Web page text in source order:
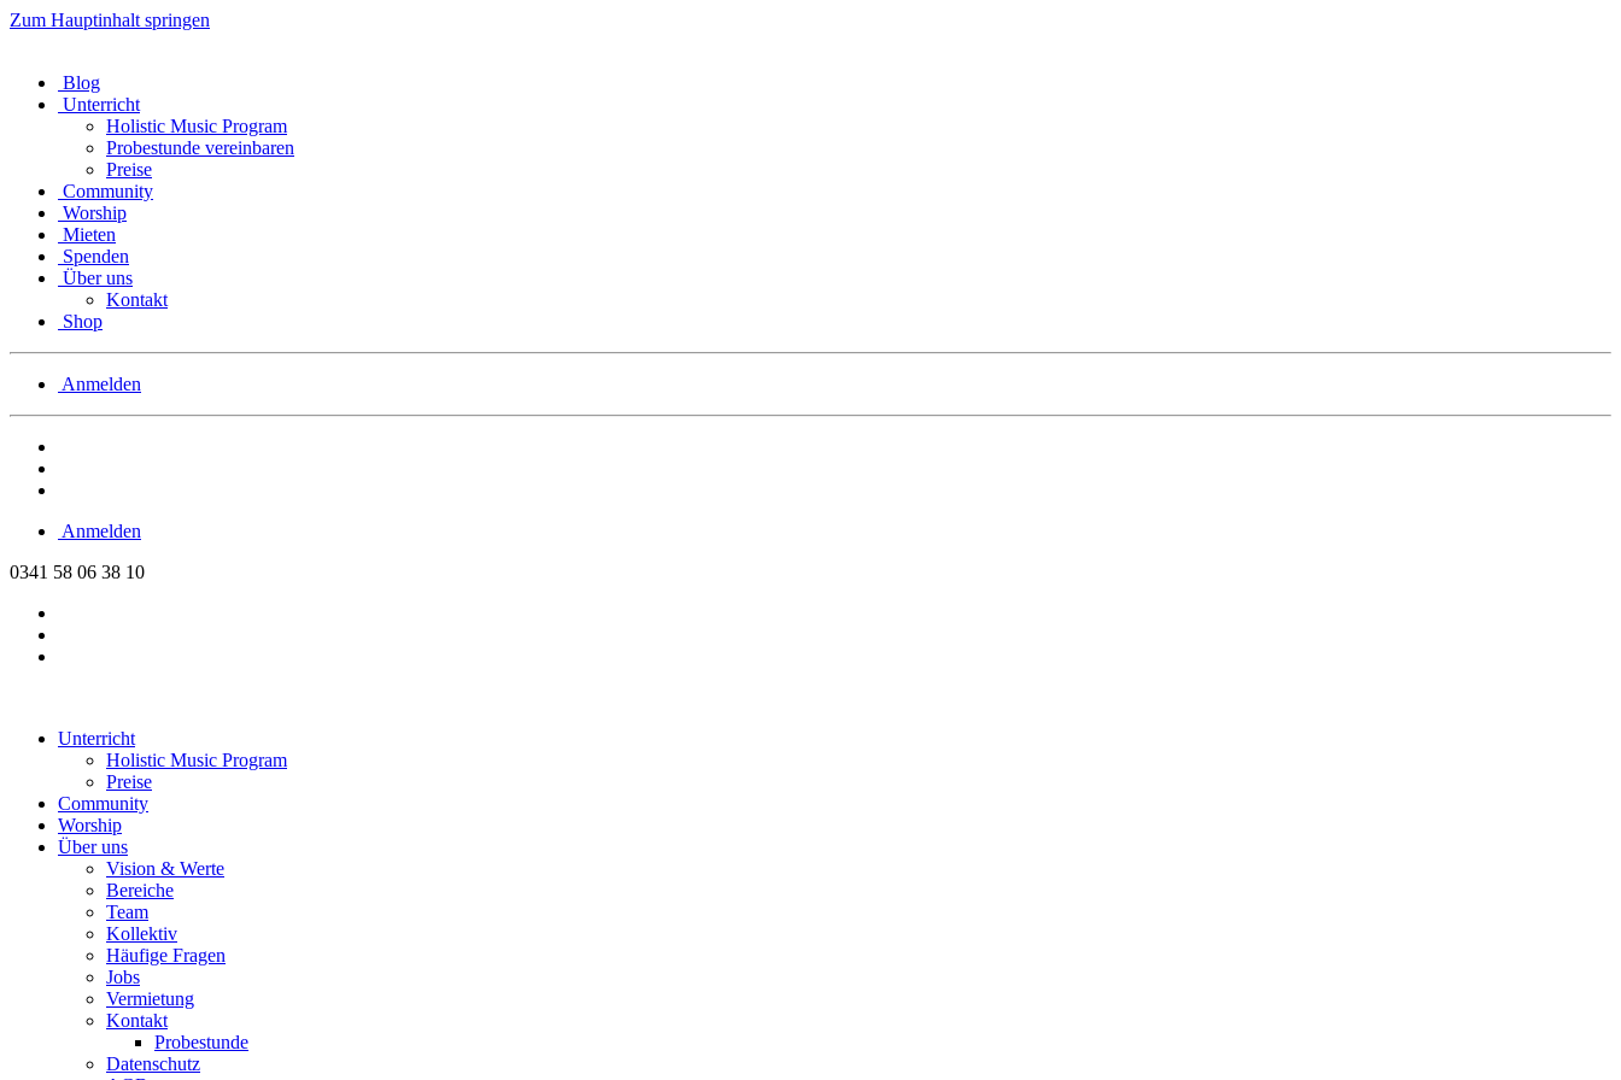
Zum Hauptinhalt springen
Blog
Unterricht
Holistic Music Program
Probestunde vereinbaren
Preise
Community
Worship
Mieten
Spenden
Über uns
Kontakt
Shop
Anmelden
Anmelden
0341 58 06 38 10
Unterricht
Holistic Music Program
Preise
Community
Worship
Über uns
Vision & Werte
Bereiche
Team
Kollektiv
Häufige Fragen
Jobs
Vermietung
Kontakt
Probestunde
Datenschutz